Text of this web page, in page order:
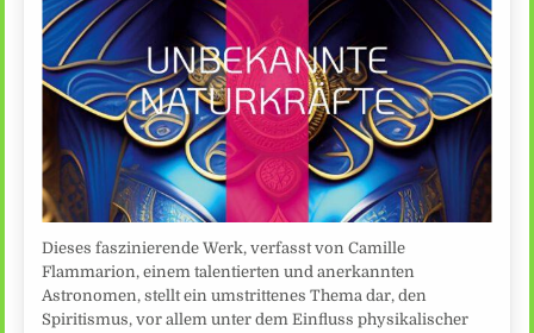
Dieses faszinierende Werk, verfasst von Camille
Flammarion, einem talentierten und anerkannten
Astronomen, stellt ein umstrittenes Thema dar, den
Spiritismus, vor allem unter dem Einfluss physikalischer